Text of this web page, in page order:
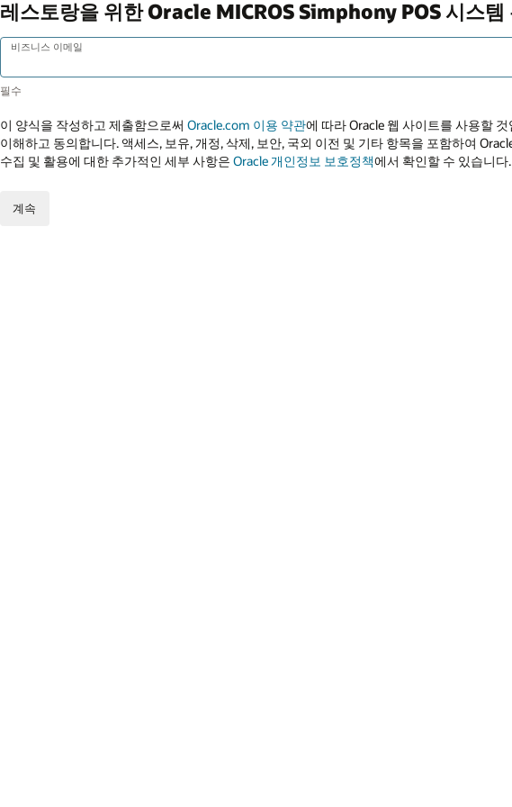
레스토랑을 위한 Oracle MICROS Simphony POS 시스템
비즈니스 이메일
이 양식을 작성하고 제출함으로써 Oracle.com 이용 약관에 따라 Oracle 웹 사이트를 사용할 것
이해하고 동의합니다. 액세스, 보유, 개정, 삭제, 보안, 국외 이전 및 기타 항목을 포함하여
수집 및 활용에 대한 추가적인 세부 사항은 Oracle 개인정보 보호정책에서 확인할 수 있습니다.
계속